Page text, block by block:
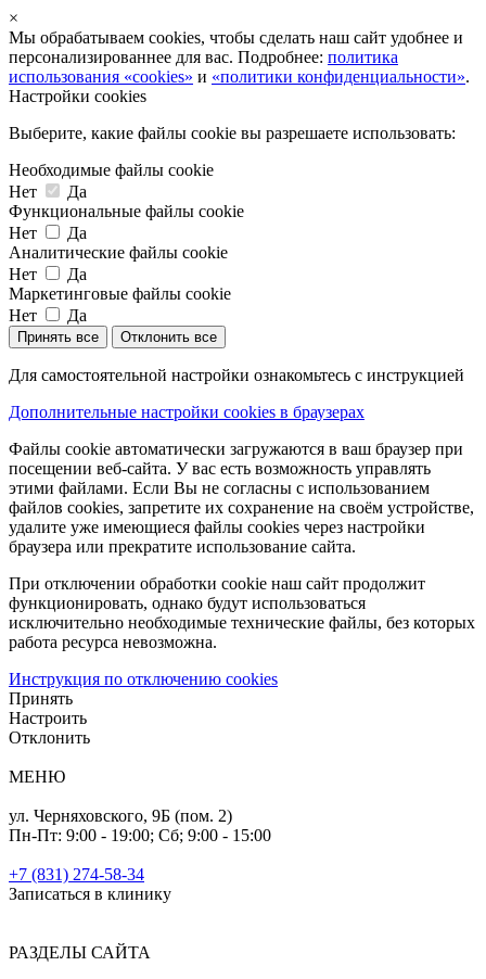
×
Мы обрабатываем cookies, чтобы сделать наш сайт удобнее и
персонализированнее для вас. Подробнее: политика
использования «cookies» и «политики конфиденциальности».
Настройки cookies
Выберите, какие файлы cookie вы разрешаете использовать:
Необходимые файлы cookie
Нет
Да
Функциональные файлы cookie
Нет
Да
Аналитические файлы cookie
Нет
Да
Маркетинговые файлы cookie
Нет
Да
Принять все Отклонить все
Для самостоятельной настройки ознакомьтесь с инструкцией
Дополнительные настройки cookies в браузерах
Файлы cookie автоматически загружаются в ваш браузер при
посещении веб-сайта. У вас есть возможность управлять
этими файлами. Если Вы не согласны с использованием
файлов cookies, запретите их сохранение на своём устройстве,
удалите уже имеющиеся файлы cookies через настройки
браузера или прекратите использование сайта.
При отключении обработки cookie наш сайт продолжит
функционировать, однако будут использоваться
исключительно необходимые технические файлы, без которых
работа ресурса невозможна.
Инструкция по отключению cookies
Принять
Настроить
Отклонить
МЕНЮ
ул. Черняховского, 9Б (пом. 2)
Пн-Пт: 9:00 - 19:00; Cб; 9:00 - 15:00
+7 (831) 274-58-34
Записаться в клинику
РАЗДЕЛЫ САЙТА